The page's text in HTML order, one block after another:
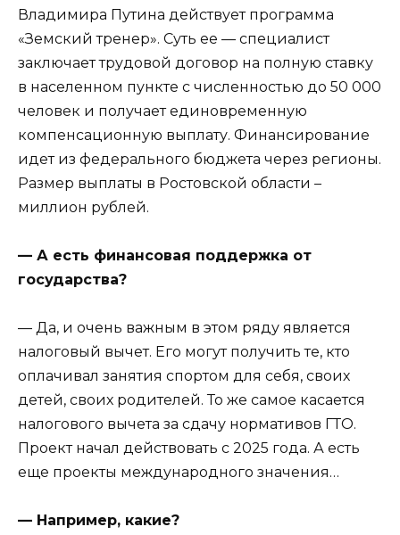
Владимира Путина действует программа
«Земский тренер». Суть ее — специалист
заключает трудовой договор на полную ставку
в населенном пункте с численностью до 50 000
человек и получает единовременную
компенсационную выплату. Финансирование
идет из федерального бюджета через регионы.
Размер выплаты в Ростовской области –
миллион рублей.
— А есть финансовая поддержка от
государства?
— Да, и очень важным в этом ряду является
налоговый вычет. Его могут получить те, кто
оплачивал занятия спортом для себя, своих
детей, своих родителей. То же самое касается
налогового вычета за сдачу нормативов ГТО.
Проект начал действовать с 2025 года. А есть
еще проекты международного значения…
— Например, какие?